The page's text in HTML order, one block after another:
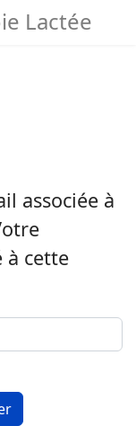
associée à
à cette